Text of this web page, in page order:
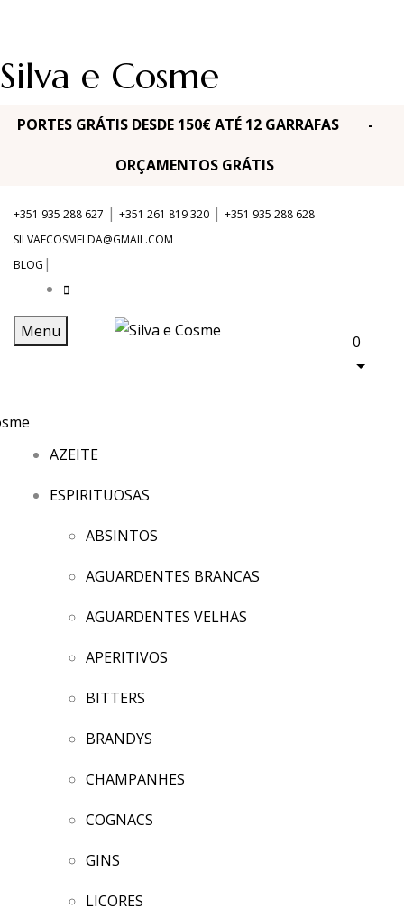
Silva e Cosme
PORTES GRÁTIS DESDE 150€ ATÉ 12 GARRAFAS -
ORÇAMENTOS GRÁTIS
+351 935 288 627 | +351 261 819 320 | +351 935 288 628
SILVAECOSMELDA@GMAIL.COM
BLOG |
Menu
0
AZEITE
ESPIRITUOSAS
ABSINTOS
AGUARDENTES BRANCAS
AGUARDENTES VELHAS
APERITIVOS
BITTERS
BRANDYS
CHAMPANHES
COGNACS
GINS
LICORES